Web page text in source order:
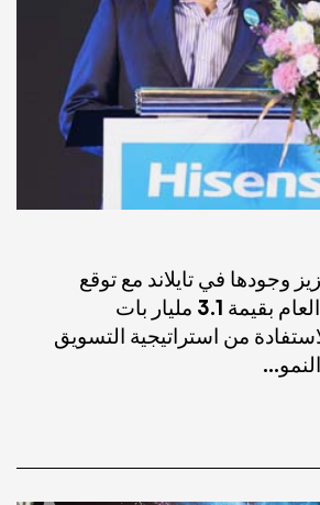
وجودها في تايلاند مع توقع
تحقيق إيرادات هذا العام بقيمة 3.1 مليار بات
من استراتيجية التسويق